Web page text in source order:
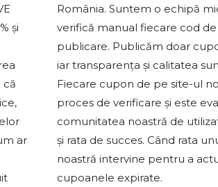
și
că
ar
România. Suntem o echipă
verifică manual fiecare cod
publicare. Publicăm doar
iar transparența și calitatea
Fiecare cupon de pe site-ul
proces de verificare și este
comunitatea noastră de
și rata de succes. Când rata
noastră intervine pentru a
cupoanele expirate.